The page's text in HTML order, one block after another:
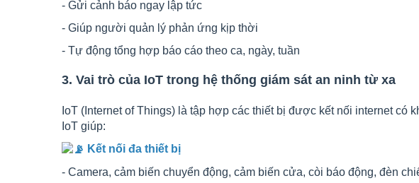
- Gửi cảnh báo ngay lập tức
- Giúp người quản lý phản ứng kịp thời
- Tự động tổng hợp báo cáo theo ca, ngày, tuần
3. Vai trò của IoT trong hệ thống giám sát an ninh từ xa
IoT (Internet of Things) là tập hợp các thiết bị được kết nối internet có
IoT giúp:
Kết nối đa thiết bị
- Camera, cảm biến chuyển động, cảm biến cửa, còi báo động, đèn